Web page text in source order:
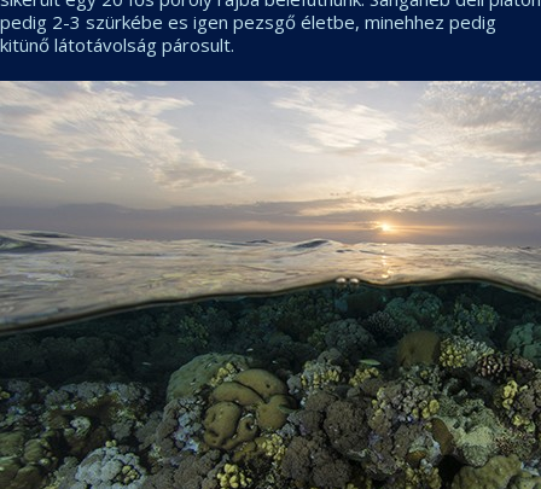
pedig 2-3 szürkébe es igen pezsgő életbe, minehhez pedig
kitünő látotávolság párosult.